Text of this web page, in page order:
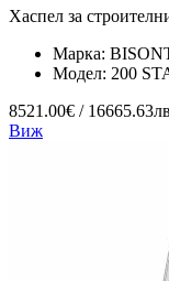
Хаспел за
Марка:
Модел: 200
8521.00€ /
Виж